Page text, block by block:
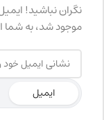
نگران نباشید!
موجود شد، به شما
ایمیل